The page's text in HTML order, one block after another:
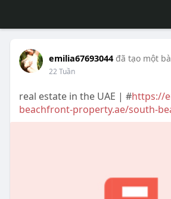
emilia67693044 đã tạo một
22 Tuần
real estate in the UAE | #https://
beachfront-property.ae/south-